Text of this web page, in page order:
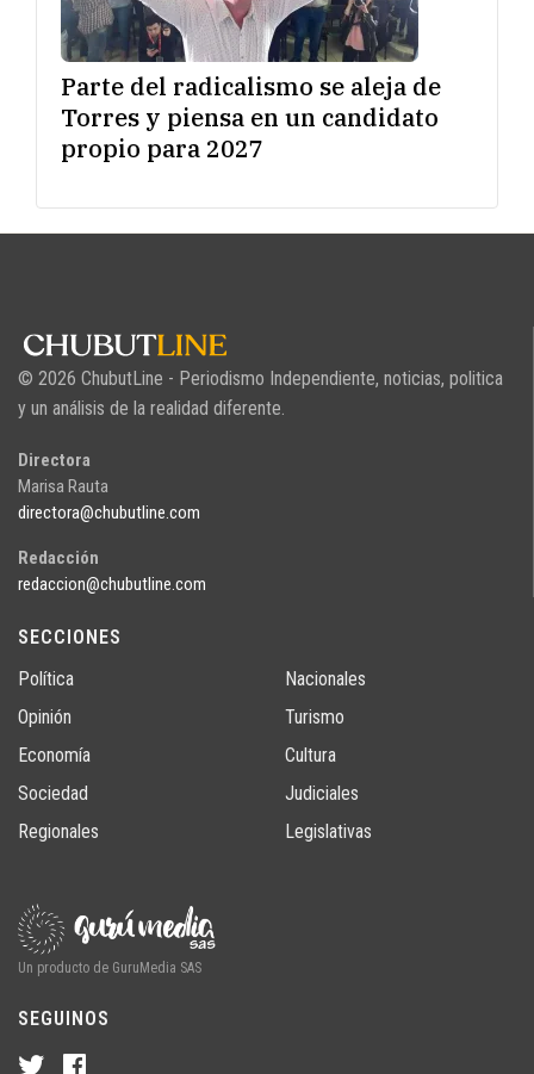
Parte del radicalismo se aleja de
Torres y piensa en un candidato
propio para 2027
© 2026 ChubutLine - Periodismo Independiente, noticias, politica
y un análisis de la realidad diferente.
Directora
Marisa Rauta
directora@chubutline.com
Redacción
redaccion@chubutline.com
SECCIONES
Política
Opinión
Economía
Sociedad
Regionales
Nacionales
Turismo
Cultura
Judiciales
Legislativas
Un producto de GuruMedia SAS
SEGUINOS